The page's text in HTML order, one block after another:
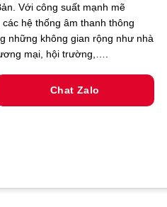
Với công suất mạnh mẽ
hệ thống âm thanh thông
những không gian rộng như nhà
mại, hội trường,….
Chat Zalo